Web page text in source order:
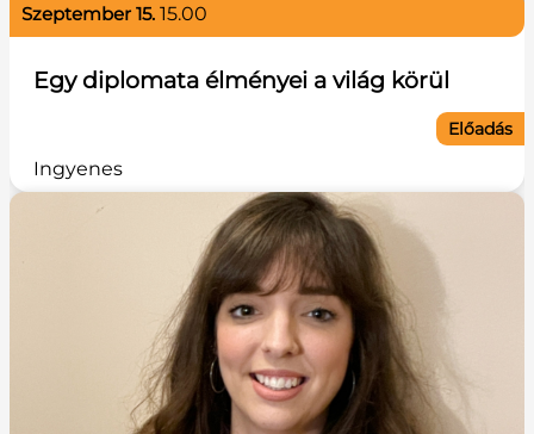
Egy diplomata élményei a világ körül
szeptember 15. 15.00
Ingyenes
Előadás